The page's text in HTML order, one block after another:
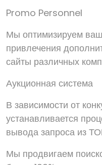
Promo Personnel
Мы оптимизируем
привлечения
сайты различных
Аукционная система
В зависимости от
устанавливается
вывода запроса из
Мы продвигаем